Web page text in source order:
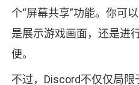
个“屏幕共享”功能。你可
是展示游戏画面，还是进
便。
不过，Discord不仅仅局